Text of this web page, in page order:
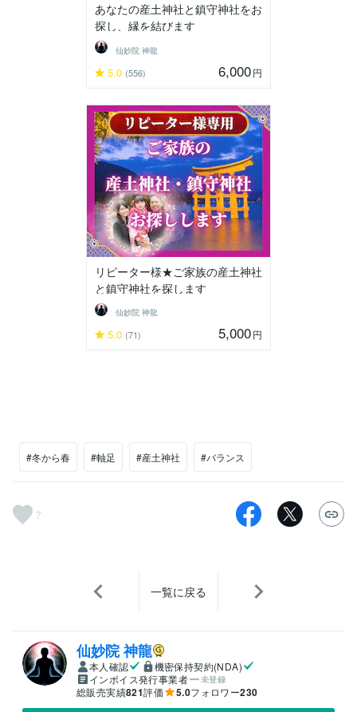
あなたの産土神社と鎮守神社をお
探し、縁を結びます
仙妙院 神龍
5.0 (556) 6,000円
リピーター様★ご家族の産土神社
と鎮守神社を探します
仙妙院 神龍
5.0 (71) 5,000円
#冬から春 #軸足 #産土神社 #バランス
7
一覧に戻る
仙妙院 神龍
本人確認
機密保持契約(NDA)
インボイス発行事業者
未登録
総販売実績821評価 5.0フォロワー230